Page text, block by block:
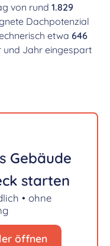
von rund 1.829
Dachpotenzial
etwa 646
und Jahr eingespart
Gebäude
starten
• ohne
öffnen